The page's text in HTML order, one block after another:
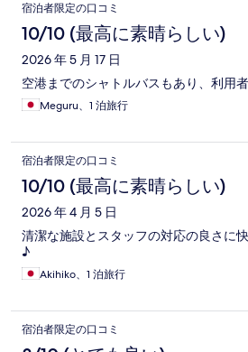
宿泊者限定の口コミ
10/10 (最高に素晴らしい)
2026 年 5 月 17 日
空港までのシャトルバスもあり、利用
Meguru、1 泊旅行
宿泊者限定の口コミ
10/10 (最高に素晴らしい)
2026 年 4 月 5 日
清潔な施設とスタッフの対応の良さに
♪
Akihiko、1 泊旅行
宿泊者限定の口コミ